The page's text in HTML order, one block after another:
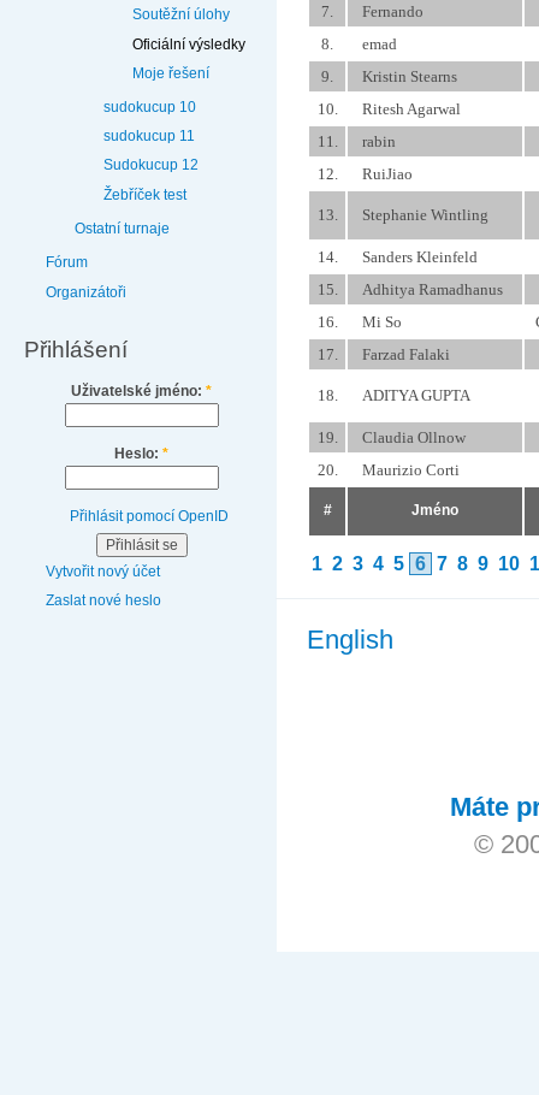
Soutěžní úlohy
Oficiální výsledky
Moje řešení
sudokucup 10
sudokucup 11
Sudokucup 12
Žebříček test
Ostatní turnaje
Fórum
Organizátoři
Přihlášení
Uživatelské jméno: *
Heslo: *
Přihlásit pomocí OpenID
Vytvořit nový účet
Zaslat nové heslo
7.
Fernando
8.
emad
9.
Kristin Stearns
10.
Ritesh Agarwal
11.
rabin
12.
RuiJiao
13. Stephanie Wintling
14.
Sanders Kleinfeld
15.
Adhitya Ramadhanus
16.
Mi So
17.
Farzad Falaki
18. ADITYA GUPTA
19.
Claudia Ollnow
20.
Maurizio Corti
# Jméno
1 2 3 4 5 6 7 8 9 10
English
Máte
©